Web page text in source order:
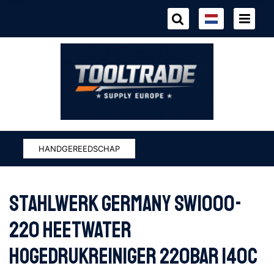
HANDGEREEDSCHAP
Stahlwerk Germany SW1000-
220 Heetwater
hogedrukreiniger 220bar 140c